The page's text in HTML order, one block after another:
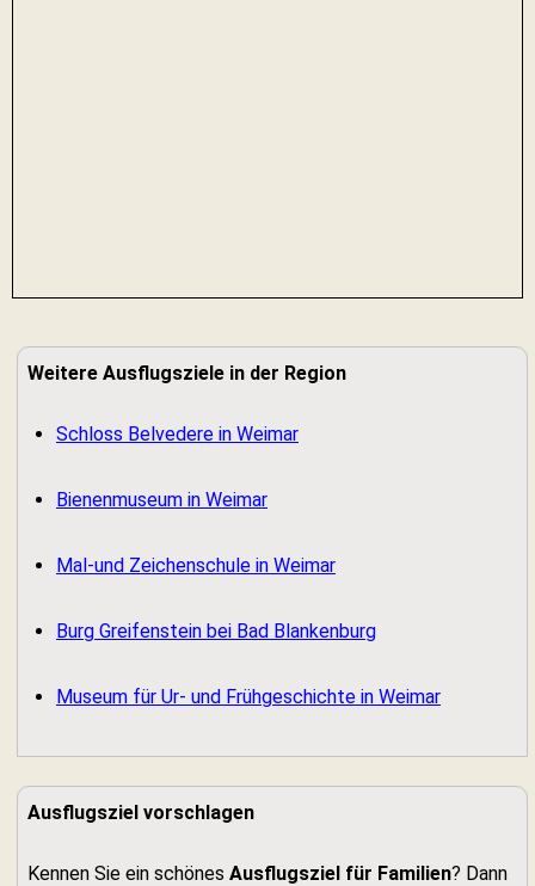
Weitere Ausflugsziele in der Region
Schloss Belvedere in Weimar
Bienenmuseum in Weimar
Mal-und Zeichenschule in Weimar
Burg Greifenstein bei Bad Blankenburg
Museum für Ur- und Frühgeschichte in Weimar
Ausflugsziel vorschlagen
Kennen Sie ein schönes Ausflugsziel für Familien? Dann